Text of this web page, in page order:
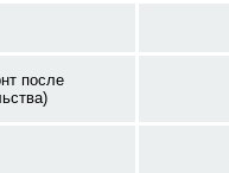
после